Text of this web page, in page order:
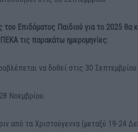
του Επιδόματος Παιδιού για το 2025
τις παρακάτω ημερομηνίες:
να δοθεί στις 30 Σεπτεμβρίου.
Νοεμβρίου.
από τα Χριστούγεννα (μεταξύ 19-24